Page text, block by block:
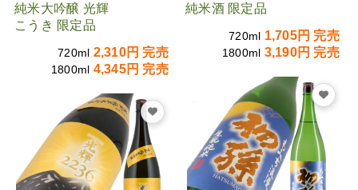
純米大吟醸 光輝
こうき 限定品
720ml 2,310円 完売
1800ml 4,345円 完売
純米酒 限定品
720ml 1,705円 完売
1800ml 3,190円 完売